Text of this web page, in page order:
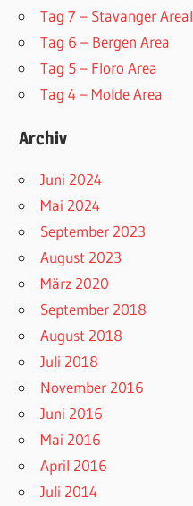
Tag 7 – Stavanger AreaI
Tag 6 – Bergen Area
Tag 5 – Floro Area
Tag 4 – Molde Area
Archiv
Juni 2024
Mai 2024
September 2023
August 2023
März 2020
September 2018
August 2018
Juli 2018
November 2016
Juni 2016
Mai 2016
April 2016
Juli 2014